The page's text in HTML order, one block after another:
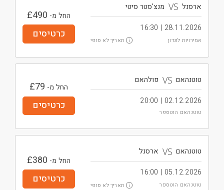
ארסנל VS מנצ'סטר סיטי
28.11.2026 | 16:30
אמירויות לונדון i תאריך לא סופי
החל מ- £490
כרטיסים
טוטנהאם VS פולהאם
02.12.2026 | 20:00
טוטנהאם הוטספר
החל מ- £79
כרטיסים
טוטנהאם VS ארסנל
05.12.2026 | 16:00
טוטנהאם הוטספר i תאריך לא סופי
החל מ- £380
כרטיסים